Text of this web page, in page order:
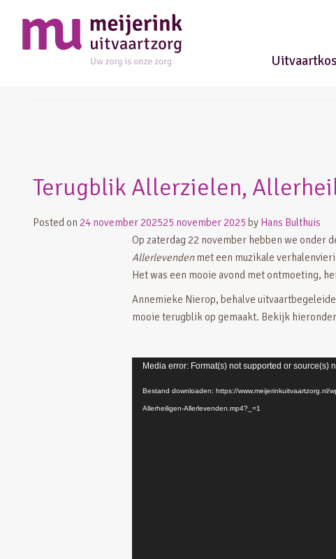
Terugblik Allerzielen,
Posted on 24 november 202525 november 2025 by Hans Bulthuis
Op zaterdag 22 november hebben we onder
Allerlevendenmet een muzikale
Het was een mooie avond met ontmoeting,
Annemieke Nierop, behalve
mooie terugblik op gemaakt. Bekijk
Videospeler
Media error: Format(s) not supported or source(s)
Bestand downloaden: https://www.meijerinkuitvaartzorg.nl/
Allerheiligen-Allerlevenden.mp4?_=1